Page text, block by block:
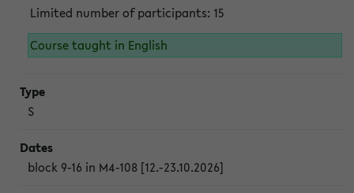
Limited number of participants: 15
Course taught in English
S
block 9-16 in M4-108 [12.-23.10.2026]